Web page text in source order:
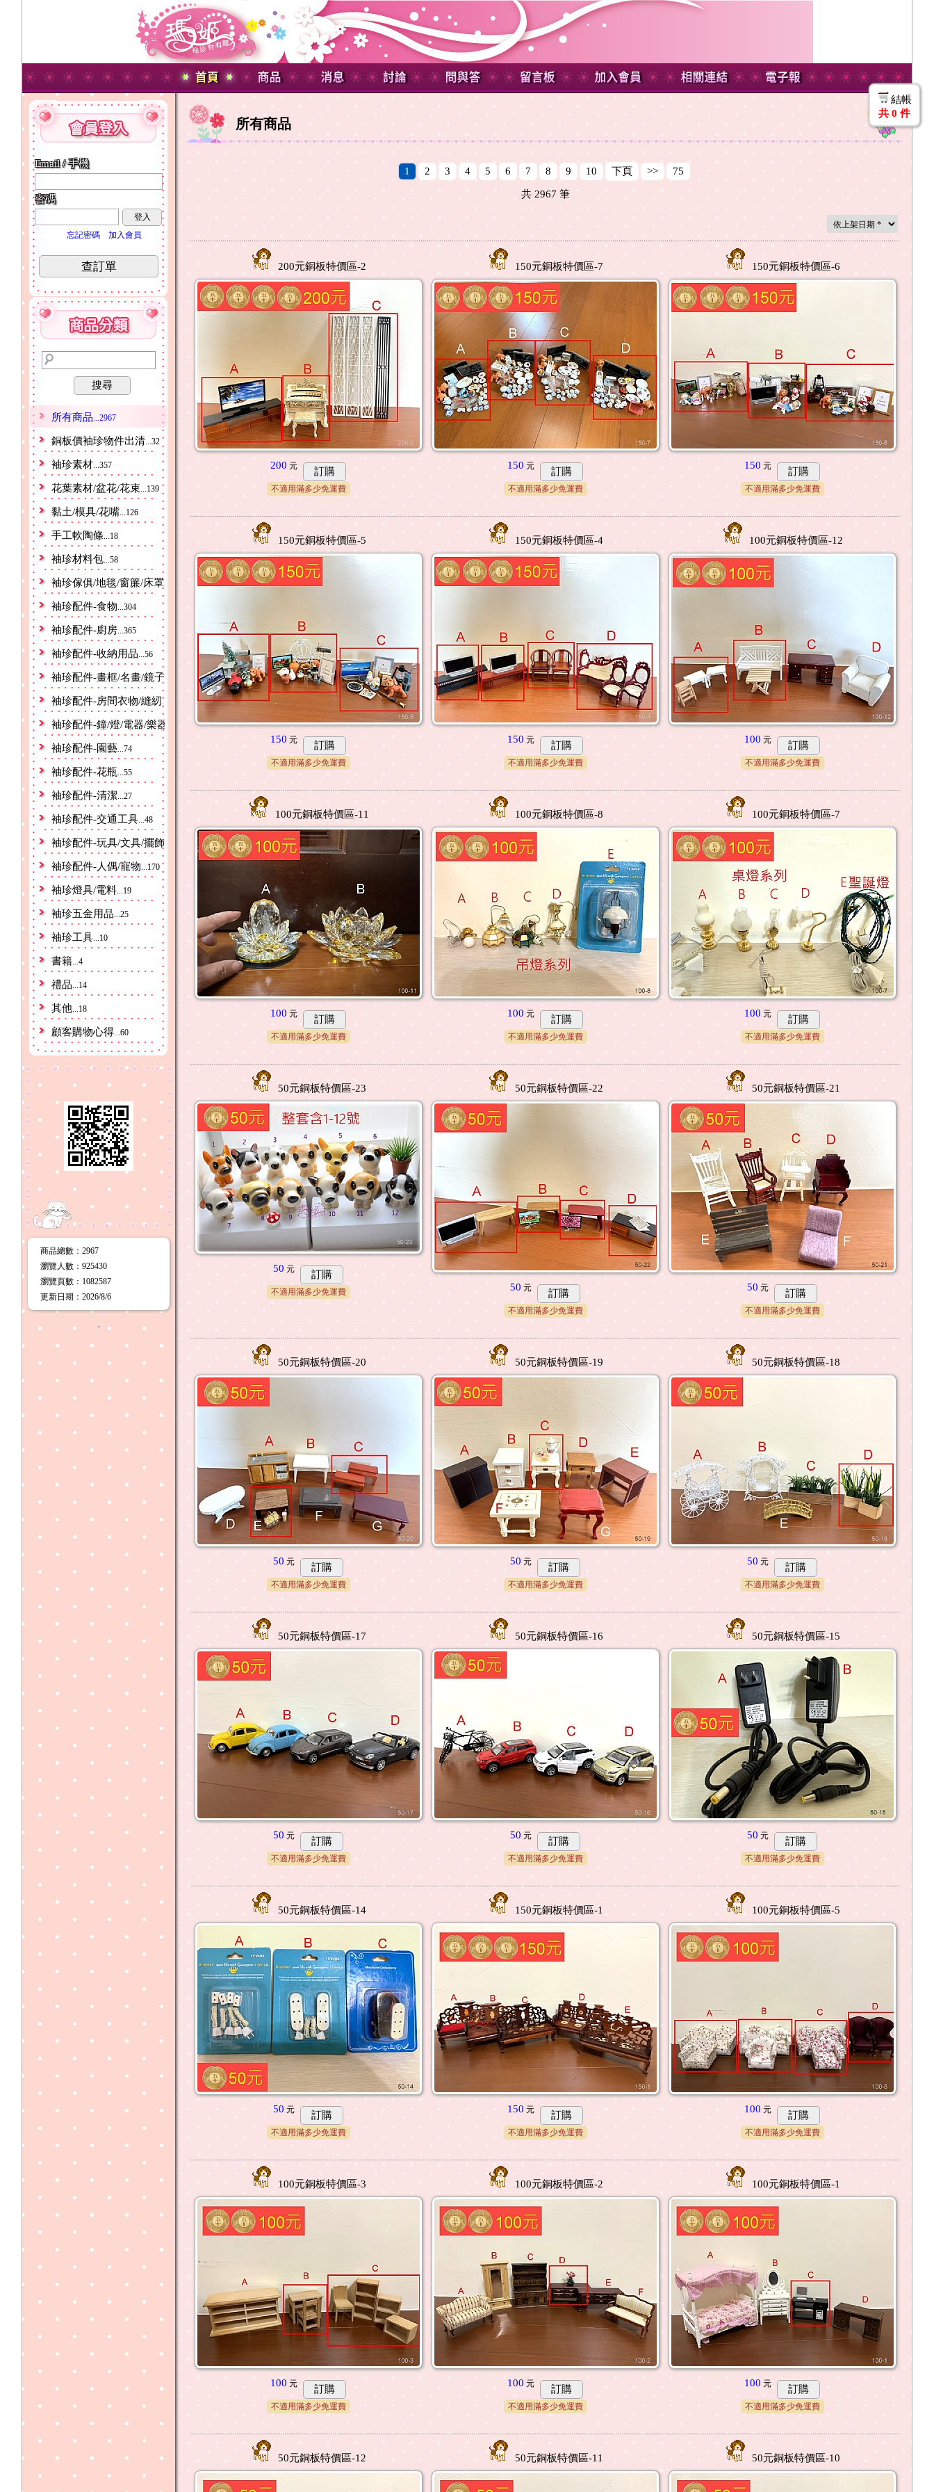
結帳
共 0 件
Email / 手機
密碼
登入
忘記密碼
加入會員
查訂單
搜尋
所有商品 ...2967
銅板價袖珍物件出清 ...32
袖珍素材 ...357
花葉素材/盆花/花束 ...139
黏土/模具/花嘴 ...126
手工軟陶條 ...18
袖珍材料包 ...58
袖珍傢俱/地毯/窗簾/床罩
袖珍配件-食物 ...304
袖珍配件-廚房 ...365
袖珍配件-收納用品 ...56
袖珍配件-畫框/名畫/鏡子
袖珍配件-房間衣物/縫紉...76
袖珍配件-鐘/燈/電器/樂器
袖珍配件-園藝 ...74
袖珍配件-花瓶 ...55
袖珍配件-清潔 ...27
袖珍配件-交通工具 ...48
袖珍配件-玩具/文具/擺飾/禮物/運動...230
袖珍配件-人偶/寵物 ...170
袖珍燈具/電料 ...19
袖珍五金用品 ...25
袖珍工具 ...10
書籍 ...4
禮品 ...14
其他 ...18
顧客購物心得 ...60
商品總數 ：2967
瀏覽人數 ： 925430
瀏覽頁數 ： 1082587
更新日期 ：2026/8/6
．
所有商品
1 2 3 4 5 6 7 8 9 10 下頁 >> 75
共2967 筆
200元銅板特價區-2
200 元 訂購
不適用滿多少免運費
150元銅板特價區-7
150 元 訂購
不適用滿多少免運費
150元銅板特價區-6
150 元 訂購
不適用滿多少免運費
150元銅板特價區-5
150 元 訂購
不適用滿多少免運費
150元銅板特價區-4
150 元 訂購
不適用滿多少免運費
100元銅板特價區-12
100 元 訂購
不適用滿多少免運費
100元銅板特價區-11
100 元 訂購
不適用滿多少免運費
100元銅板特價區-8
100 元 訂購
不適用滿多少免運費
100元銅板特價區-7
100 元 訂購
不適用滿多少免運費
50元銅板特價區-23
50 元 訂購
不適用滿多少免運費
50元銅板特價區-22
50 元 訂購
不適用滿多少免運費
50元銅板特價區-21
50 元 訂購
不適用滿多少免運費
50元銅板特價區-20
50 元 訂購
不適用滿多少免運費
50元銅板特價區-19
50 元 訂購
不適用滿多少免運費
50元銅板特價區-18
50 元 訂購
不適用滿多少免運費
50元銅板特價區-17
50 元 訂購
不適用滿多少免運費
50元銅板特價區-16
50 元 訂購
不適用滿多少免運費
50元銅板特價區-15
50 元 訂購
不適用滿多少免運費
50元銅板特價區-14
50 元 訂購
不適用滿多少免運費
150元銅板特價區-1
150 元 訂購
不適用滿多少免運費
100元銅板特價區-5
100 元 訂購
不適用滿多少免運費
100元銅板特價區-3
100 元 訂購
不適用滿多少免運費
100元銅板特價區-2
100 元 訂購
不適用滿多少免運費
100元銅板特價區-1
100 元 訂購
不適用滿多少免運費
50元銅板特價區-12 50元銅板特價區-11 50元銅板特價區-10